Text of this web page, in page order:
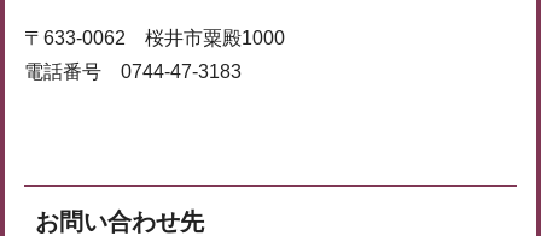
〒633-0062 桜井市粟殿1000
電話番号 0744-47-3183
お問い合わせ先